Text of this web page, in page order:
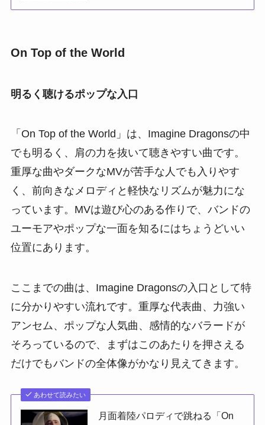
On Top of the World
明るく聴けるポップな入口
「On Top of the World」は、Imagine Dragonsの中
でも明るく、肩の力を抜いて聴きやすい曲です。
重厚な曲やダークなMVが苦手な人でも入りやす
く、前向きなメロディと軽快なリズムが魅力にな
っています。MVは遊び心のある作りで、バンドの
ユーモアやポップな一面を知るにはちょうどいい
位置にあります。
ここまでの曲は、Imagine Dragonsの入口として特
に分かりやすい流れです。重厚な代表曲、力強い
アンセム、ポップな人気曲、感情的なバラードが
そろっているので、まずはこのあたりを押さえる
だけでもバンドの全体像がかなり見えてきます。
あわせて読みたい
月面着陸パロディで跳ねる「On